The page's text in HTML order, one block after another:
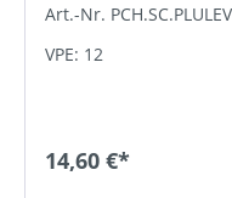
Art.-Nr.
VPE: 12
14,60 €*